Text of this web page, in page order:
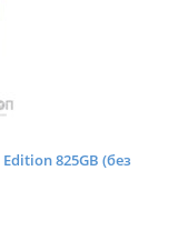
825GB (без